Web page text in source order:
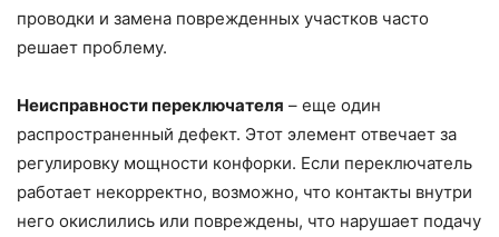
проводки и замена поврежденных участков часто
решает проблему.
Неисправности переключателя – еще один
распространенный дефект. Этот элемент отвечает за
регулировку мощности конфорки. Если переключатель
работает некорректно, возможно, что контакты внутри
него окислились или повреждены, что нарушает подачу